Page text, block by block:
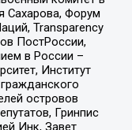
Сахарова, Форум
Transparеncy
ПостРоссии,
в России –
Институт
островов
Гринпис
Инк, Завет